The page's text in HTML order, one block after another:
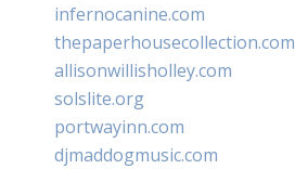
infernocanine.com
thepaperhousecollection.com
allisonwillisholley.com
solslite.org
portwayinn.com
djmaddogmusic.com